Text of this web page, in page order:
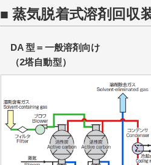
■ 蒸気脱着式溶剤回収
DA 型＝一般溶剤向け
（2塔自動型）